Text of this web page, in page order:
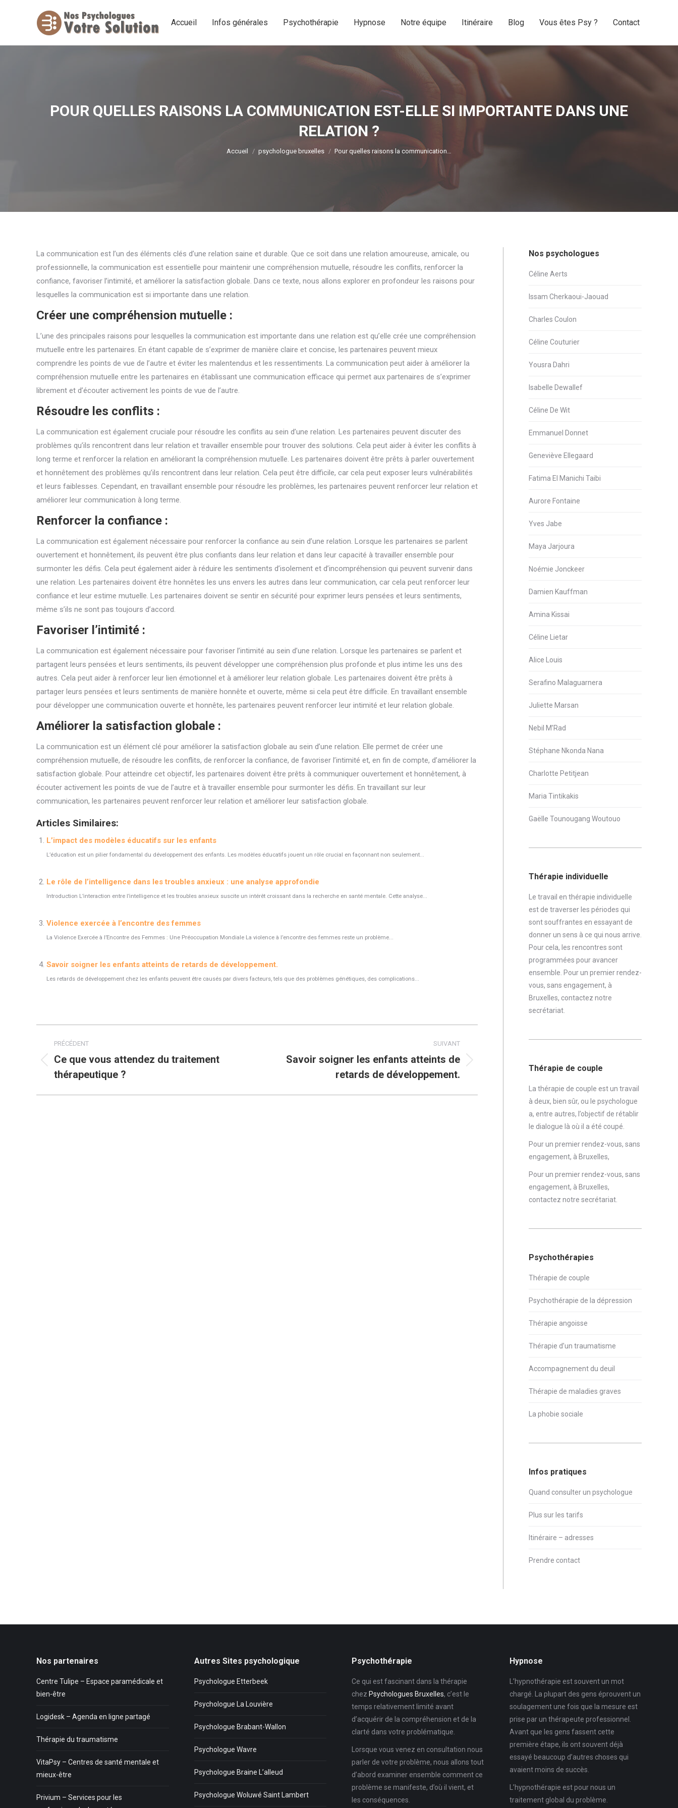
Accueil Infos générales Psychothérapie Hypnose Notre équipe Itinéraire Blog Vous êtes Psy ? Contact
POUR QUELLES RAISONS LA COMMUNICATION EST-ELLE SI IMPORTANTE DANS UNE
RELATION ?
Vous êtes ici :
Accueil psychologue bruxelles Pour quelles raisons la communication…
La communication est l’un des éléments clés d’une relation saine et durable. Que ce soit dans une relation amoureuse, amicale, ou
professionnelle, la communication est essentielle pour maintenir une compréhension mutuelle, résoudre les conflits, renforcer la
confiance, favoriser l’intimité, et améliorer la satisfaction globale. Dans ce texte, nous allons explorer en profondeur les raisons pour
lesquelles la communication est si importante dans une relation.
Créer une compréhension mutuelle :
L’une des principales raisons pour lesquelles la communication est importante dans une relation est qu’elle crée une compréhension
mutuelle entre les partenaires. En étant capable de s’exprimer de manière claire et concise, les partenaires peuvent mieux
comprendre les points de vue de l’autre et éviter les malentendus et les ressentiments. La communication peut aider à améliorer la
compréhension mutuelle entre les partenaires en établissant une communication efficace qui permet aux partenaires de s’exprimer
librement et d’écouter activement les points de vue de l’autre.
Résoudre les conflits :
La communication est également cruciale pour résoudre les conflits au sein d’une relation. Les partenaires peuvent discuter des
problèmes qu’ils rencontrent dans leur relation et travailler ensemble pour trouver des solutions. Cela peut aider à éviter les conflits à
long terme et renforcer la relation en améliorant la compréhension mutuelle. Les partenaires doivent être prêts à parler ouvertement
et honnêtement des problèmes qu’ils rencontrent dans leur relation. Cela peut être difficile, car cela peut exposer leurs vulnérabilités
et leurs faiblesses. Cependant, en travaillant ensemble pour résoudre les problèmes, les partenaires peuvent renforcer leur relation et
améliorer leur communication à long terme.
Renforcer la confiance :
La communication est également nécessaire pour renforcer la confiance au sein d’une relation. Lorsque les partenaires se parlent
ouvertement et honnêtement, ils peuvent être plus confiants dans leur relation et dans leur capacité à travailler ensemble pour
surmonter les défis. Cela peut également aider à réduire les sentiments d’isolement et d’incompréhension qui peuvent survenir dans
une relation. Les partenaires doivent être honnêtes les uns envers les autres dans leur communication, car cela peut renforcer leur
confiance et leur estime mutuelle. Les partenaires doivent se sentir en sécurité pour exprimer leurs pensées et leurs sentiments,
même s’ils ne sont pas toujours d’accord.
Favoriser l’intimité :
La communication est également nécessaire pour favoriser l’intimité au sein d’une relation. Lorsque les partenaires se parlent et
partagent leurs pensées et leurs sentiments, ils peuvent développer une compréhension plus profonde et plus intime les uns des
autres. Cela peut aider à renforcer leur lien émotionnel et à améliorer leur relation globale. Les partenaires doivent être prêts à
partager leurs pensées et leurs sentiments de manière honnête et ouverte, même si cela peut être difficile. En travaillant ensemble
pour développer une communication ouverte et honnête, les partenaires peuvent renforcer leur intimité et leur relation globale.
Améliorer la satisfaction globale :
La communication est un élément clé pour améliorer la satisfaction globale au sein d’une relation. Elle permet de créer une
compréhension mutuelle, de résoudre les conflits, de renforcer la confiance, de favoriser l’intimité et, en fin de compte, d’améliorer la
satisfaction globale. Pour atteindre cet objectif, les partenaires doivent être prêts à communiquer ouvertement et honnêtement, à
écouter activement les points de vue de l’autre et à travailler ensemble pour surmonter les défis. En travaillant sur leur
communication, les partenaires peuvent renforcer leur relation et améliorer leur satisfaction globale.
Articles Similaires:
L’impact des modèles éducatifs sur les enfants
L’éducation est un pilier fondamental du développement des enfants. Les modèles éducatifs jouent un rôle crucial en façonnant non seulement...
Le rôle de l’intelligence dans les troubles anxieux : une analyse approfondie
Introduction L’interaction entre l’intelligence et les troubles anxieux suscite un intérêt croissant dans la recherche en santé mentale. Cette analyse...
Violence exercée à l’encontre des femmes
La Violence Exercée à l’Encontre des Femmes : Une Préoccupation Mondiale La violence à l’encontre des femmes reste un problème...
Savoir soigner les enfants atteints de retards de développement.
Les retards de développement chez les enfants peuvent être causés par divers facteurs, tels que des problèmes génétiques, des complications...
article
PRÉCÉDENT
Article
précédent
:
Ce que vous attendez du traitement
thérapeutique ?
SUIVANT
Article
:
Savoir soigner les enfants atteints de
retards de développement.
Nos psychologues
Céline Aerts
Issam Cherkaoui-Jaouad
Charles Coulon
Céline Couturier
Yousra Dahri
Isabelle Dewallef
Céline De Wit
Emmanuel Donnet
Geneviève Ellegaard
Fatima El Manichi Taibi
Aurore Fontaine
Yves Jabe
Maya Jarjoura
Noémie Jonckeer
Damien Kauffman
Amina Kissai
Céline Lietar
Alice Louis
Serafino Malaguarnera
Juliette Marsan
Nebil M’Rad
Stéphane Nkonda Nana
Charlotte Petitjean
Maria Tintikakis
Gaëlle Tounougang Woutouo
Thérapie individuelle
Le travail en thérapie individuelle
est de traverser les périodes qui
sont souffrantes en essayant de
donner un sens à ce qui nous arrive.
Pour cela, les rencontres sont
programmées pour avancer
ensemble. Pour un premier rendez-
vous, sans engagement, à
Bruxelles, contactez notre
secrétariat
Thérapie de couple
La thérapie de couple est un travail
à deux, bien sûr, ou le psychologue
a, entre autres, l’objectif de rétablir
le dialogue là où il a été coupé.
Pour un premier rendez-vous, sans
engagement, à Bruxelles,
Pour un premier rendez-vous, sans
engagement, à Bruxelles,
contactez notre secrétariat
Psychothérapies
Thérapie de couple
Psychothérapie de la dépression
Thérapie angoisse
Thérapie d’un traumatisme
Accompagnement du deuil
Thérapie de maladies graves
La phobie sociale
Infos pratiques
Quand consulter un psychologue
Plus sur les tarifs
Itinéraire – adresses
Prendre contact
Nos partenaires
Centre Tulipe – Espace paramédicale et
bien-être
Logidesk – Agenda en ligne partagé
Thérapie du traumatisme
VitaPsy – Centres de santé mentale et
mieux-être
Privium – Services pour les
Autres Sites psychologique
Psychologue Etterbeek
Psychologue La Louvière
Psychologue Brabant-Wallon
Psychologue Wavre
Psychologue Braine L’alleud
Psychologue Woluwé Saint Lambert
Psychothérapie
Ce qui est fascinant dans la thérapie
chez Psychologues Bruxelles, c’est le
temps relativement limité avant
d’acquérir de la compréhension et de la
clarté dans votre problématique.
Lorsque vous venez en consultation nous
parler de votre problème, nous allons tout
d’abord examiner ensemble comment ce
problème se manifeste, d’où il vient, et
les conséquences.
Hypnose
L’hypnothérapie est souvent un mot
chargé. La plupart des gens éprouvent un
soulagement une fois que la mesure est
prise par un thérapeute professionnel.
Avant que les gens fassent cette
première étape, ils ont souvent déjà
essayé beaucoup d’autres choses qui
avaient moins de succès.
L’hypnothérapie est pour nous un
traitement global du problème.